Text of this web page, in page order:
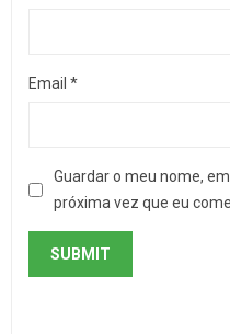
Email *
Guardar o meu nome,
próxima vez que eu